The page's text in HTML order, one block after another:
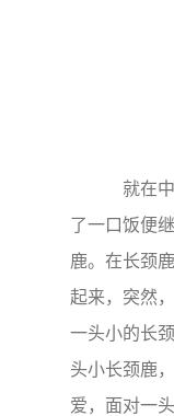
就在中
了一口饭便
鹿。在长颈
起来，突然
一头小的长
头小长颈鹿
爱，面对一